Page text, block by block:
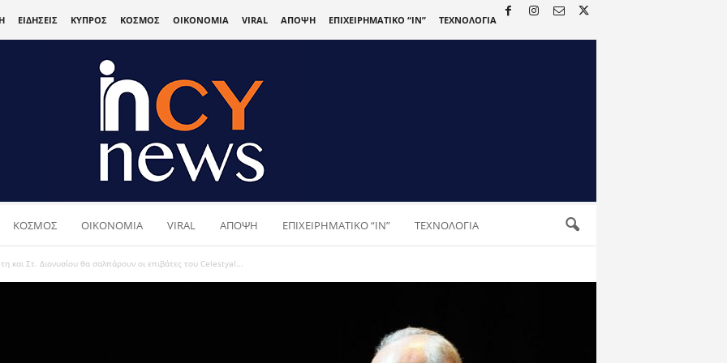
ΕΙΔΗΣΕΙΣ ΚΥΠΡΟΣ ΚΟΣΜΟΣ ΟΙΚΟΝΟΜΙΑ VIRAL ΑΠΟΨΗ ΕΠΙΧΕΙΡΗΜΑΤΙΚΟ “IN” ΤΕΧΝΟΛΟΓΙΑ
ΚΟΣΜΟΣ ΟΙΚΟΝΟΜΙΑ VIRAL ΑΠΟΨΗ ΕΠΙΧΕΙΡΗΜΑΤΙΚΟ “IN” ΤΕΧΝΟΛΟΓΙΑ
και Στ. Διονυσίου θα σαλπάρουν οι επιβάτες του Celestyal...